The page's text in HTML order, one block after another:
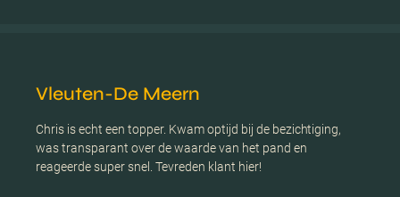
Vleuten-De Meern
Chris is echt een topper. Kwam optijd bij de bezichtiging,
was transparant over de waarde van het pand en
reageerde super snel. Tevreden klant hier!